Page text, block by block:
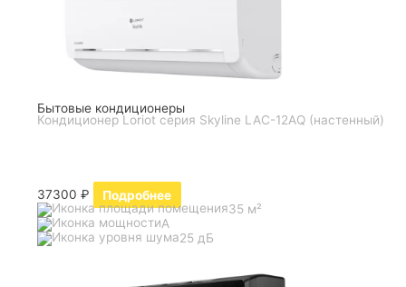
Бытовые кондиционеры
Кондиционер Loriot серия Skyline LAC-12AQ (настенный)
37300₽
Подробнее
35 м²
A
25 дБ